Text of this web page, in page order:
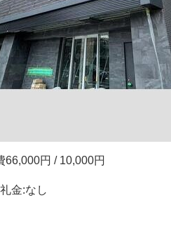
66,000円 / 10,000円
金:なし